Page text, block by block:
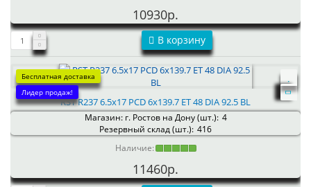
10930р.
В корзину
Бесплатная доставка
Лидер продаж!
RST R237 6.5x17 PCD 6x139.7 ET 48 DIA 92.5 BL
Магазин: г. Ростов на Дону (шт.): 4
Резервный склад (шт.): 416
Наличие:
11460р.